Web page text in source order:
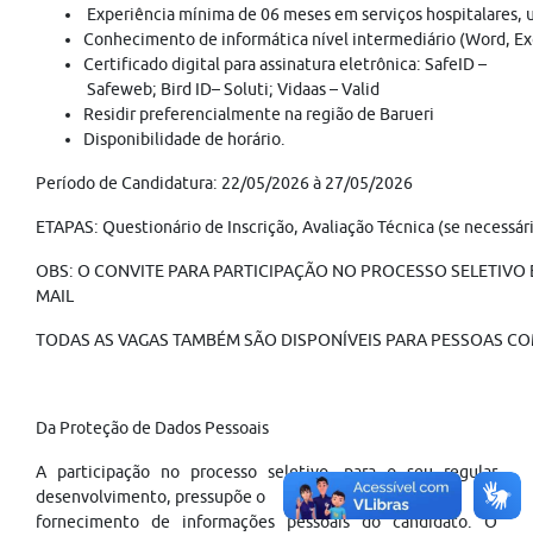
Experiência mínima de 06 meses em serviços
Conhecimento de informática nível intermediário (Word,
Certificado digital para assinatura eletrônica: SafeID –
Safeweb; Bird ID– Soluti; Vidaas – Valid
Residir preferencialmente na região de Barueri
Disponibilidade de horário.
Período de Candidatura: 22/05/2026 à 27/05/2026
ETAPAS: Questionário de Inscrição, Avaliação Técnica (se
OBS: O CONVITE PARA PARTICIPAÇÃO NO PROCESSO SELETIVO
MAIL
TODAS AS VAGAS TAMBÉM SÃO DISPONÍVEIS PARA PESSOAS
Da Proteção de Dados Pessoais
A participação no processo seletivo, para o seu regular
desenvolvimento, pressupõe o
fornecimento de informações pessoais do candidato. O